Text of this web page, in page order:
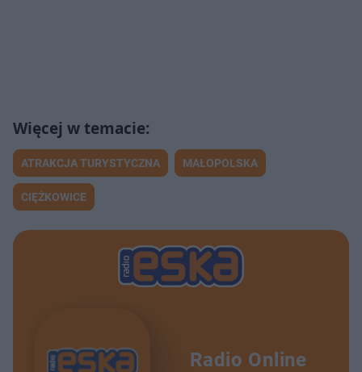
ATRAKCJA TURYSTYCZNA MAŁOPOLSKA
CIĘŻKOWICE
Radio Online